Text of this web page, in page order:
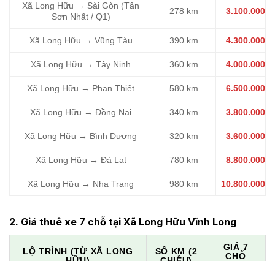
Xã Long Hữu → Sài Gòn (Tân
Sơn Nhất / Q1)
278 km 3.100.000
Xã Long Hữu → Vũng Tàu 390 km 4.300.000
Xã Long Hữu → Tây Ninh 360 km 4.000.000
Xã Long Hữu → Phan Thiết 580 km 6.500.000
Xã Long Hữu → Đồng Nai 340 km 3.800.000
Xã Long Hữu → Bình Dương 320 km 3.600.000
Xã Long Hữu → Đà Lạt 780 km 8.800.000
Xã Long Hữu → Nha Trang 980 km 10.800.000
2. Giá thuê xe 7 chỗ tại Xã Long Hữu Vĩnh Long
LỘ TRÌNH (TỪ XÃ LONG
SỐ KM (2
GIÁ 7
CHỖ